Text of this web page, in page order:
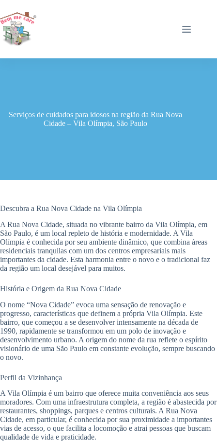
para
o
conteúdo
Serviços de cuidados para idosos na região da Rua Nova
Cidade – Vila Olímpia, São Paulo
Descubra a Rua Nova Cidade na Vila Olímpia
A Rua Nova Cidade, situada no vibrante bairro da Vila Olímpia, em
São Paulo, é um local repleto de história e modernidade. A Vila
Olímpia é conhecida por seu ambiente dinâmico, que combina áreas
residenciais tranquilas com um dos centros empresariais mais
importantes da cidade. Esta harmonia entre o novo e o tradicional faz
da região um local desejável para muitos.
História e Origem da Rua Nova Cidade
O nome “Nova Cidade” evoca uma sensação de renovação e
progresso, características que definem a própria Vila Olímpia. Este
bairro, que começou a se desenvolver intensamente na década de
1990, rapidamente se transformou em um polo de inovação e
desenvolvimento urbano. A origem do nome da rua reflete o espírito
visionário de uma São Paulo em constante evolução, sempre buscando
o novo.
Perfil da Vizinhança
A Vila Olímpia é um bairro que oferece muita conveniência aos seus
moradores. Com uma infraestrutura completa, a região é abastecida por
restaurantes, shoppings, parques e centros culturais. A Rua Nova
Cidade, em particular, é conhecida por sua proximidade a importantes
vias de acesso, o que facilita a locomoção e atrai pessoas que buscam
qualidade de vida e praticidade.